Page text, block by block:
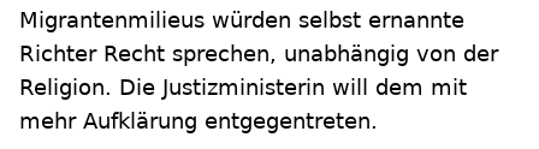
Migrantenmilieus würden selbst ernannte
Richter Recht sprechen, unabhängig von der
Religion. Die Justizministerin will dem mit
mehr Aufklärung entgegentreten.